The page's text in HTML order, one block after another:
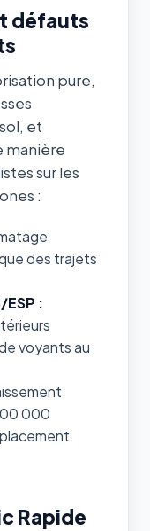
défauts
pure,
et
manière
sur les
:
des trajets
:
voyants au
000
Rapide